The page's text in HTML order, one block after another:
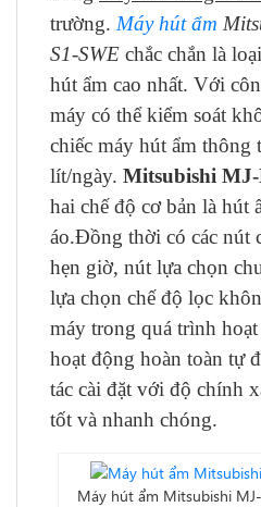
trường. Máy hút ẩm
S1-SWE chắc chắn là
hút ẩm cao nhất. Với
máy có thể kiểm soát
chiếc máy hút ẩm thông
lít/ngày. Mitsubishi
hai chế độ cơ bản là hút
áo.Đồng thời có các nút
hẹn giờ, nút lựa chọn
lựa chọn chế độ lọc
máy trong quá trình
hoạt động hoàn toàn tự
tác cài đặt với độ chính
tốt và nhanh chóng.
Máy hút ẩm Mitsubishi